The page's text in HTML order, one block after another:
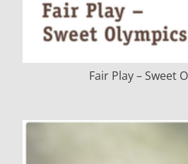
Fair Play – Sweet